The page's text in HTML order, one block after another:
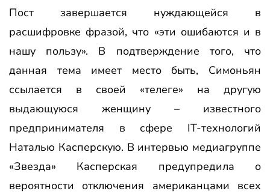
Пост завершается нуждающейся в
расшифровке фразой, что «эти ошибаются и в
нашу пользу». В подтверждение того, что
данная тема имеет место быть, Симоньян
ссылается в своей «телеге» на другую
выдающуюся женщину – известного
предпринимателя в сфере IT-технологий
Наталью Касперскую. В интервью медиагруппе
«Звезда» Касперская предупредила о
вероятности отключения американцами всех